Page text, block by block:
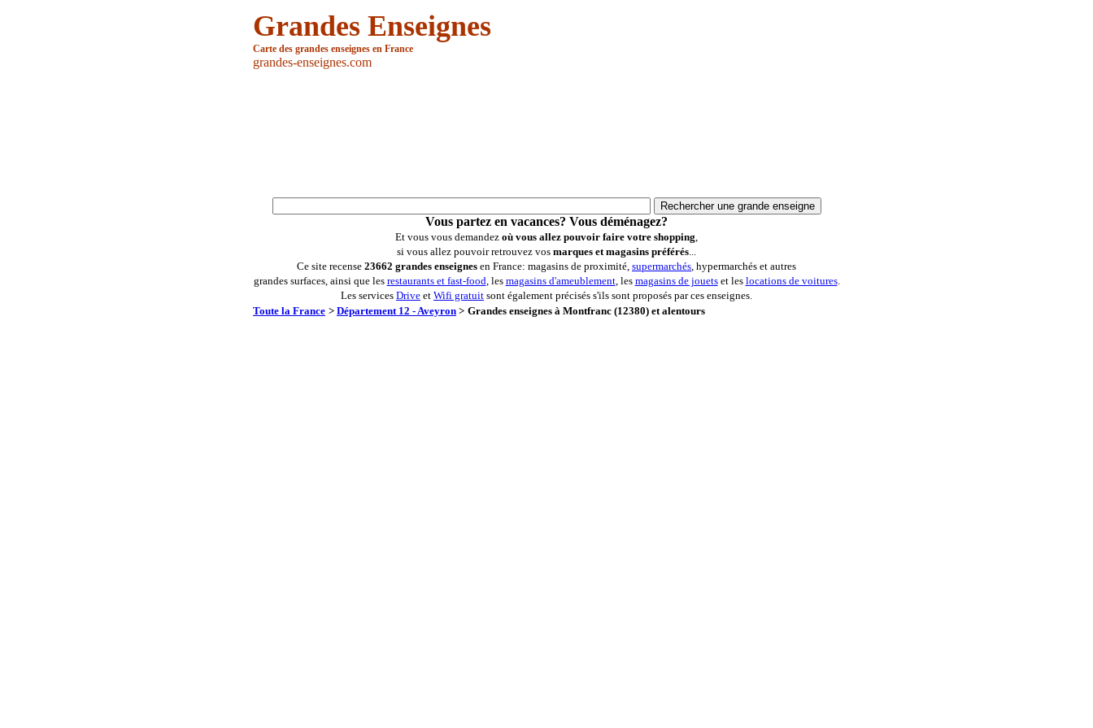
Grandes Enseignes
Carte des grandes enseignes en France
grandes-enseignes.com
Vous partez en vacances? Vous déménagez?
Et vous vous demandez où vous allez pouvoir faire votre shopping,
si vous allez pouvoir retrouvez vos marques et magasins préférés...
Ce site recense 23662 grandes enseignes en France: magasins de proximité, supermarchés, hypermarchés et autres
grandes surfaces, ainsi que les restaurants et fast-food, les magasins d'ameublement, les magasins de jouetset les locations de voitures.
Les services Drive et Wifi gratuit sont également précisés s'ils sont proposés par ces enseignes.
Toute la France > Département 12 - Aveyron > Grandes enseignes à Montfranc (12380) et alentours